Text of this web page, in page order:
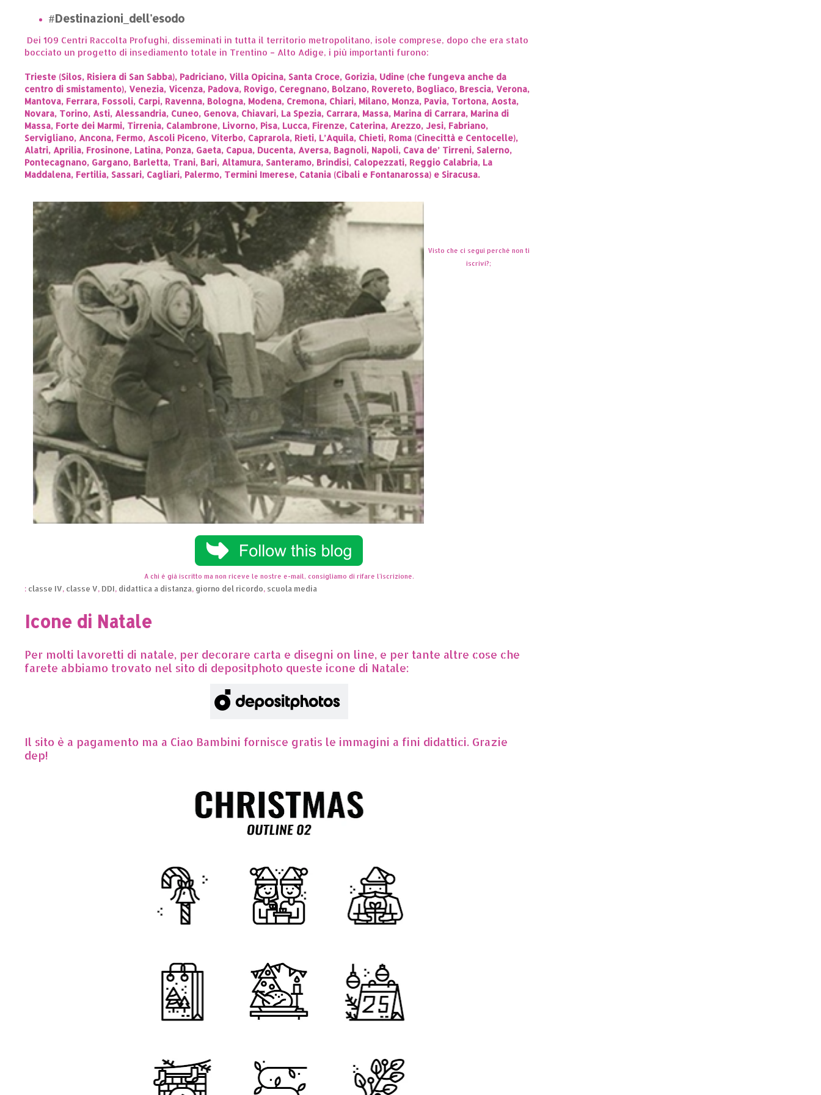
#Destinazioni_dell'esodo
Dei 109 Centri Raccolta Profughi, disseminati in tutta il territorio metropolitano, isole comprese, dopo che era stato
bocciato un progetto di insediamento totale in Trentino – Alto Adige, i più importanti furono:
Trieste (Silos, Risiera di San Sabba), Padriciano, Villa Opicina, Santa Croce, Gorizia, Udine (che fungeva anche da
centro di smistamento), Venezia, Vicenza, Padova, Rovigo, Ceregnano, Bolzano, Rovereto, Bogliaco, Brescia, Verona,
Mantova, Ferrara, Fossoli, Carpi, Ravenna, Bologna, Modena, Cremona, Chiari, Milano, Monza, Pavia, Tortona, Aosta,
Novara, Torino, Asti, Alessandria, Cuneo, Genova, Chiavari, La Spezia, Carrara, Massa, Marina di Carrara, Marina di
Massa, Forte dei Marmi, Tirrenia, Calambrone, Livorno, Pisa, Lucca, Firenze, Caterina, Arezzo, Jesi, Fabriano,
Servigliano, Ancona, Fermo, Ascoli Piceno, Viterbo, Caprarola, Rieti, L’Aquila, Chieti, Roma (Cinecittà e Centocelle),
Alatri, Aprilia, Frosinone, Latina, Ponza, Gaeta, Capua, Ducenta, Aversa, Bagnoli, Napoli, Cava de’ Tirreni, Salerno,
Pontecagnano, Gargano, Barletta, Trani, Bari, Altamura, Santeramo, Brindisi, Calopezzati, Reggio Calabria, La
Maddalena, Fertilia, Sassari, Cagliari, Palermo, Termini Imerese, Catania (Cibali e Fontanarossa) e Siracusa.
Visto che ci segui perchè non ti
iscrivi?;
A chi è già iscritto ma non riceve le nostre e-mail, consigliamo di rifare l'iscrizione.
: classe IV, classe V, DDI, didattica a distanza, giorno del ricordo, scuola media
Icone di Natale
Per molti lavoretti di natale, per decorare carta e disegni on line, e per tante altre cose che
farete abbiamo trovato nel sito di depositphoto queste icone di Natale:
Il sito è a pagamento ma a Ciao Bambini fornisce gratis le immagini a fini didattici. Grazie
dep!